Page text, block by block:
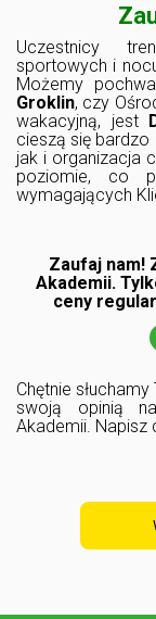
Uczestnicy
sportowych i
Możemy
Groklin, czy
wakacyjną, jest
cieszą się
jak i organizacja
poziomie, co
wymagających
Zaufaj nam!
Akademii.
ceny
Chętnie
swoją opinią
Akademii. Napisz